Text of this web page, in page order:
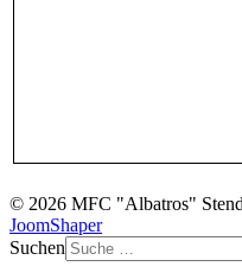
© 2026 MFC "Albatros"
JoomShaper
Suchen